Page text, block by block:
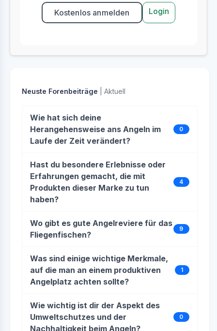
Kostenlos anmelden Login
Neuste Forenbeiträge | Aktuell
Wie hat sich deine
Herangehensweise ans Angeln im
Laufe der Zeit verändert?
0
Hast du besondere Erlebnisse oder
Erfahrungen gemacht, die mit
Produkten dieser Marke zu tun
haben?
4
Wo gibt es gute Angelreviere für das
Fliegenfischen?
9
Was sind einige wichtige Merkmale,
auf die man an einem produktiven
Angelplatz achten sollte?
1
Wie wichtig ist dir der Aspekt des
Umweltschutzes und der
Nachhaltigkeit beim Angeln?
0